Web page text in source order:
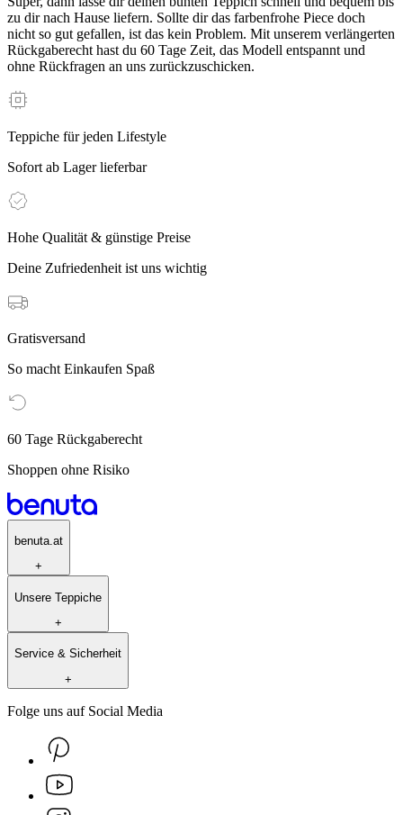
zu dir nach Hause liefern. Sollte dir das farbenfrohe Piece doch
nicht so gut gefallen, ist das kein Problem. Mit unserem verlängerten
Rückgaberecht hast du 60 Tage Zeit, das Modell entspannt und
ohne Rückfragen an uns zurückzuschicken.
Teppiche für jeden Lifestyle
Sofort ab Lager lieferbar
Hohe Qualität & günstige Preise
Deine Zufriedenheit ist uns wichtig
Gratisversand
So macht Einkaufen Spaß
60 Tage Rückgaberecht
Shoppen ohne Risiko
benuta.at
+
Unsere Teppiche
+
Service & Sicherheit
+
Folge uns auf Social Media